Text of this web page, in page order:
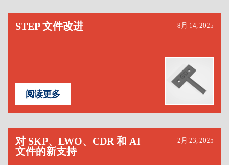
STEP 文件改进 8月 14, 2025
阅读更多
对 SKP、LWO、CDR 和 AI
文件的新支持
2月 23, 2025